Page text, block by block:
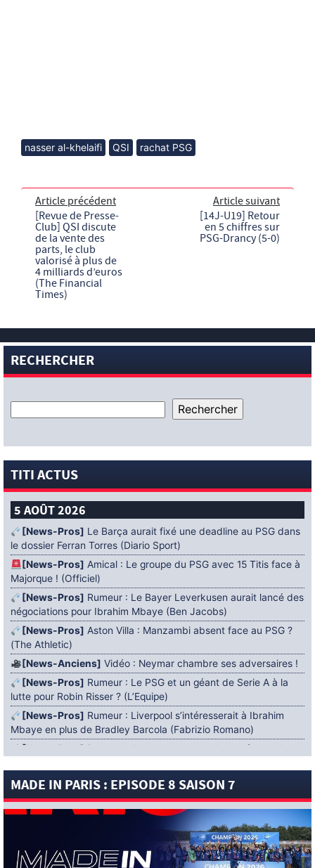
nasser al-khelaifi QSI rachat PSG
Article précédent
[Revue de Presse-
Club] QSI discute
de la vente des
parts, le club
valorisé à plus de
4 milliards d’euros
(The Financial
Times)
Article suivant
[14J-U19] Retour
en 5 chiffres sur
PSG-Drancy (5-0)
RECHERCHER
TITI ACTUS
5 AOÛT 2026
[News-Pros] Le Barça aurait fixé une deadline au PSG dans
le dossier Ferran Torres (Diario Sport)
[News-Pros] Amical : Le groupe du PSG avec 15 Titis face à
Majorque ! (Officiel)
[News-Pros] Rumeur : Le Bayer Leverkusen aurait lancé des
négociations pour Ibrahim Mbaye (Ben Jacobs)
[News-Pros] Aston Villa : Manzambi absent face au PSG ?
(The Athletic)
[News-Anciens] Vidéo : Neymar chambre ses adversaires !
[News-Pros] Rumeur : Le PSG et un géant de Serie A à la
lutte pour Robin Risser ? (L’Equipe)
[News-Pros] Rumeur : Liverpool s’intéresserait à Ibrahim
Mbaye en plus de Bradley Barcola (Fabrizio Romano)
[News-Pros]
Rumeur : Accord contractuel trouvé entre le
[News-Pros]Rumeur : Le PSG aurait lancé un ultimatum
pour boucler le dossier Ferran Torres (Matteo Moretto)
4 AOÛT 2026
Mercato : Khalil Ayari prêté à Dunkerque
(Officiel)
MADE IN PARIS : EPISODE 8 SAISON 7